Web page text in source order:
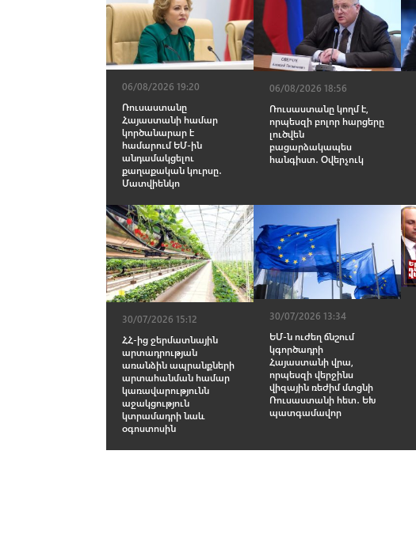
06/08/2026 19:20
Ռուսաստանը
Հայաստանի համար
կործանարար է
համարում ԵՄ-ին
անդամակցելու
քաղաքական կուրսը․
Մատվիենկո
06/08/2026 18:56
Ռուսաստանը կողմ է,
որպեսզի բոլոր հարցերը
լուծվեն
բացարձակապես
հանգիստ․ Օվերչուկ
30/07/2026 15:12
ՀՀ-ից ջերմատնային
արտադրության
առանձին ապրանքների
արտահանման համար
կառավարությունն
աջակցություն
կտրամադրի նաև
օգոստոսին
30/07/2026 13:34
ԵՄ-ն ուժեղ ճնշում
կգործադրի
Հայաստանի վրա,
որպեսզի վերջինս
վիզային ռեժիմ մտցնի
Ռուսաստանի հետ․ ԵԽ
պատգամավոր